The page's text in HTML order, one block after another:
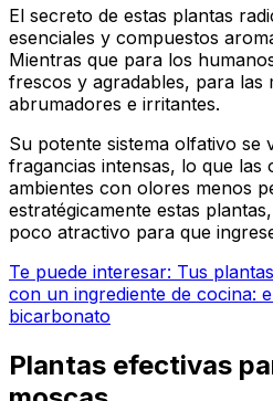
El secreto de estas plantas
esenciales y compuestos
Mientras que para los
frescos y agradables, para las
abrumadores e irritantes.
Su potente sistema olfativo se
fragancias intensas, lo que las
ambientes con olores menos
estratégicamente estas
poco atractivo para que
Te puede interesar: Tus
con un ingrediente de cocina:
bicarbonato
Plantas efectivas